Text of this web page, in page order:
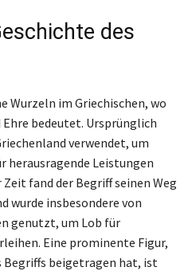
des
Wurzeln im Griechischen, wo
Ehre bedeutet. Ursprünglich
verwendet, um
herausragende Leistungen
fand der Begriff seinen Weg
wurde insbesondere von
genutzt, um Lob für
Eine prominente Figur,
Begriffs beigetragen hat, ist